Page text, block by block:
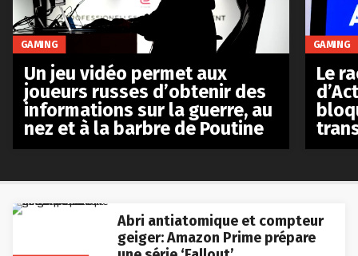
Abri antiatomique et compteur
geiger: Amazon Prime prépare
GAMING
Un jeu vidéo permet aux
joueurs russes d’obtenir des
informations sur la guerre, au
nez et à la barbre de Poutine
GAMING
Le